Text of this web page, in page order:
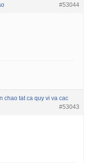
#53044
chao tat ca quy vi va cac
#53043